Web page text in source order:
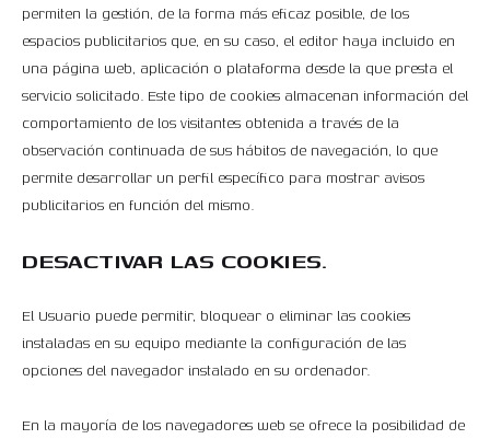
permiten la gestión, de la forma más eficaz posible, de los
espacios publicitarios que, en su caso, el editor haya incluido en
una página web, aplicación o plataforma desde la que presta el
servicio solicitado. Este tipo de cookies almacenan información del
comportamiento de los visitantes obtenida a través de la
observación continuada de sus hábitos de navegación, lo que
permite desarrollar un perfil específico para mostrar avisos
publicitarios en función del mismo.
DESACTIVAR LAS COOKIES.
El Usuario puede permitir, bloquear o eliminar las cookies
instaladas en su equipo mediante la configuración de las
opciones del navegador instalado en su ordenador.
En la mayoría de los navegadores web se ofrece la posibilidad de